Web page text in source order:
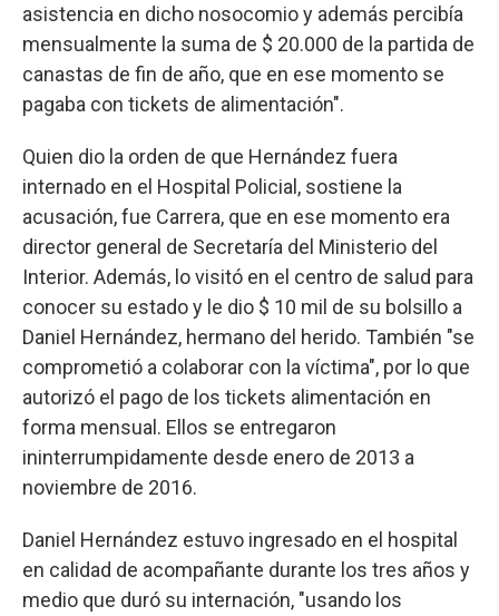
asistencia en dicho nosocomio y además percibía
mensualmente la suma de $ 20.000 de la partida de
canastas de fin de año, que en ese momento se
pagaba con tickets de alimentación".
Quien dio la orden de que Hernández fuera
internado en el Hospital Policial, sostiene la
acusación, fue Carrera, que en ese momento era
director general de Secretaría del Ministerio del
Interior. Además, lo visitó en el centro de salud para
conocer su estado y le dio $ 10 mil de su bolsillo a
Daniel Hernández, hermano del herido. También "se
comprometió a colaborar con la víctima", por lo que
autorizó el pago de los tickets alimentación en
forma mensual. Ellos se entregaron
ininterrumpidamente desde enero de 2013 a
noviembre de 2016.
Daniel Hernández estuvo ingresado en el hospital
en calidad de acompañante durante los tres años y
medio que duró su internación, "usando los